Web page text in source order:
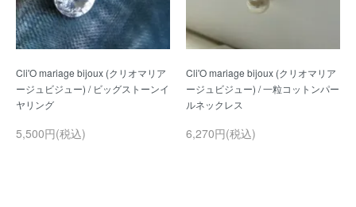
Cli'O mariage bijoux (クリオマリア
ージュビジュー) / ビッグストーンイ
5,500円(税込)
Cli'O mariage bijoux (クリオマリア
ージュビジュー) / 一粒コットンパー
6,270円(税込)